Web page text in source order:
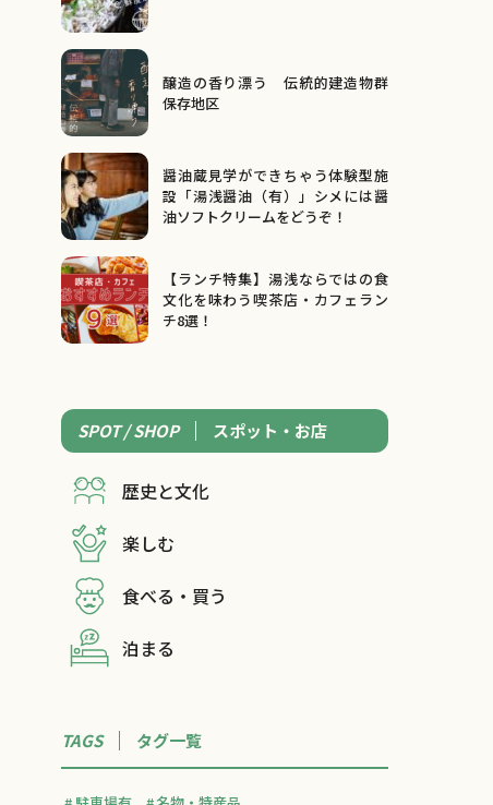
醸造の香り漂う 伝統的建造物群
保存地区
醤油蔵見学ができちゃう体験型施
設「湯浅醤油（有）」シメには醤
油ソフトクリームをどうぞ！
【ランチ特集】湯浅ならではの食
文化を味わう喫茶店・カフェラン
チ8選！
SPOT / SHOP スポット・お店
歴史と文化
楽しむ
食べる・買う
泊まる
TAGS タグ一覧